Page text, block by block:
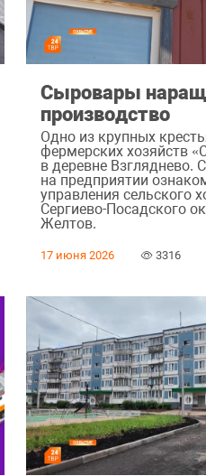
Сыровары
производство
Одно из крупных
фермерских хозяйств
в деревне Взгляднево.
на предприятии
управления сельского
Сергиево-Посадского
Желтов.
17 июня 2026 3316